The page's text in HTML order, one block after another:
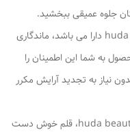
جلوه‌ عمیقی ببخشید.
ویژگی دیگری که خط چشم ماژیکی huda beauty دارا می باشد، ماندگاری
به شما این اطمینان را
نیاز به تجدید آرایش مکرر
یکی دیگر از ویژگی‌ های خط چشم ماژیکی huda beauty، قلم خوش دست